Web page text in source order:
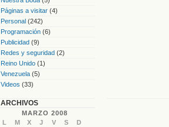
Páginas a visitar (4)
Personal (242)
Programación (6)
Publicidad (9)
Redes y seguridad (2)
Reino Unido (1)
Venezuela (5)
Videos (33)
ARCHIVOS
MARZO 2008
L
M X J V S
D